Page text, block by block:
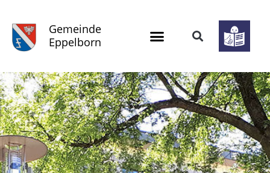
Gemeinde
Eppelborn